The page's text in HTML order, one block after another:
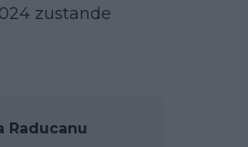
zustande
Raducanu